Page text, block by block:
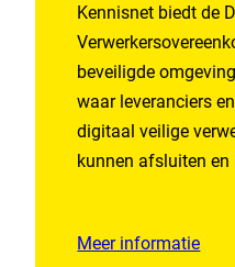
Kennisnet biedt de
beveiligde
waar leveranciers
digitaal veilige
kunnen afsluiten en
Meer informatie